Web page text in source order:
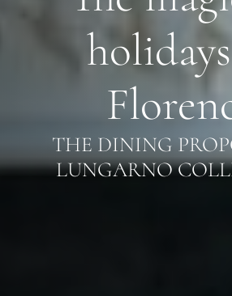
THE DINING
LUNGARNO